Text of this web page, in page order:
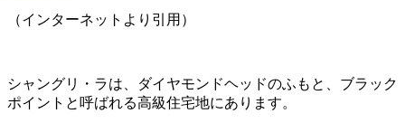
（インターネットより引用）
シャングリ・ラは、ダイヤモンドヘッドのふもと、ブラック
ポイントと呼ばれる高級住宅地にあります。